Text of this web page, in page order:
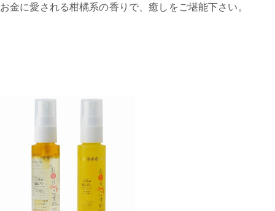
お金に愛される柑橘系の香りで、癒しをご堪能下さい。